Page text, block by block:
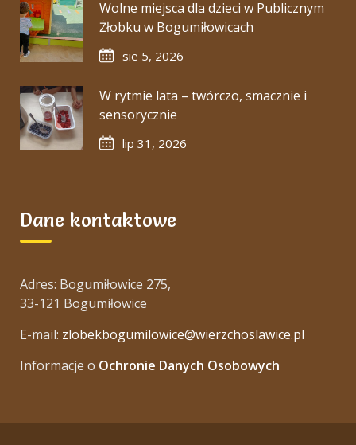
Wolne miejsca dla dzieci w Publicznym
Żłobku w Bogumiłowicach
sie 5, 2026
W rytmie lata – twórczo, smacznie i
sensorycznie
lip 31, 2026
Dane kontaktowe
Adres: Bogumiłowice 275,
33-121 Bogumiłowice
E-mail: zlobekbogumilowice@wierzchoslawice.pl
Informacje o Ochronie Danych Osobowych